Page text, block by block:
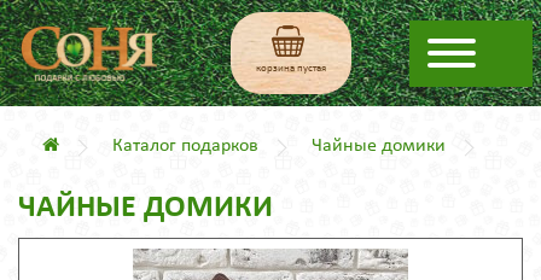
корзина пустая
Каталог подарков Чайные домики
ЧАЙНЫЕ ДОМИКИ